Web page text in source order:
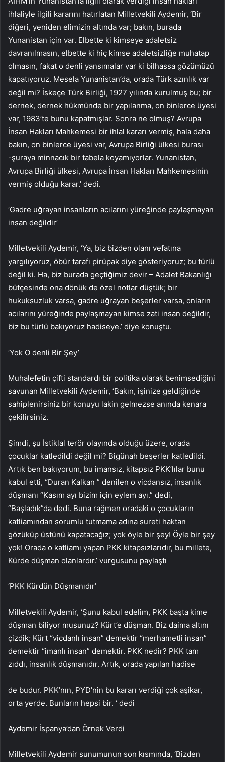
ihlaliyle ilgili kararını hatırlatan Milletvekili Aydemir, ‘Bir
diğeri, yeniden elimizin altında var; bakın, burada
Yunanistan için var. Elbette ki kimseye adaletsiz
davranılmasın, elbette ki hiç kimse adaletsizliğe muhatap
olmasın, fakat o denli yansımalar var ki bilhassa gözümüzü
kapatıyoruz. Mesela Yunanistan’da, orada Türk azınlık var
değil mi? İskeçe Türk Birliği, 1927 yılında kurulmuş bu; bir
dernek, dernek hükmünde bir yapılanma, on binlerce üyesi
var, 1983’te bunu kapatmışlar. Sonra ne olmuş? Avrupa
İnsan Hakları Mahkemesi bir ihlal kararı vermiş, hala daha
bakın, on binlerce üyesi var, Avrupa Birliği ülkesi burası
-şuraya minnacık bir tabela koyamıyorlar. Yunanistan,
Avrupa Birliği ülkesi, Avrupa İnsan Hakları Mahkemesinin
vermiş olduğu karar.’ dedi.
‘Gadre uğrayan insanların acılarını yüreğinde paylaşmayan
insan değildir’
Milletvekili Aydemir, ‘Ya, biz bizden olanı vefatına
yargılıyoruz, öbür tarafı pirüpak diye gösteriyoruz; bu türlü
değil ki. Ha, biz burada geçtiğimiz devir – Adalet Bakanlığı
bütçesinde ona dönük de özel notlar düştük; bir
hukuksuzluk varsa, gadre uğrayan beşerler varsa, onların
acılarını yüreğinde paylaşmayan kimse zati insan değildir,
biz bu türlü bakıyoruz hadiseye.’ diye konuştu.
‘Yok O denli Bir Şey’
Muhalefetin çifti standardı bir politika olarak benimsediğini
savunan Milletvekili Aydemir, ‘Bakın, işinize geldiğinde
sahiplenirsiniz bir konuyu lakin gelmezse anında kenara
çekilirsiniz.
Şimdi, şu İstiklal terör olayında olduğu üzere, orada
çocuklar katledildi değil mi? Bigünah beşerler katledildi.
Artık ben bakıyorum, bu imansız, kitapsız PKK’lılar bunu
kabul etti, “Duran Kalkan ” denilen o vicdansız, insanlık
düşmanı “Kasım ayı bizim için eylem ayı.” dedi,
“Başladık”da dedi. Buna rağmen oradaki o çocukların
katliamından sorumlu tutmama adına sureti haktan
gözüküp üstünü kapatacağız; yok öyle bir şey! Öyle bir şey
yok! Orada o katliamı yapan PKK kitapsızlarıdır, bu millete,
Kürde düşman olanlardır.’ vurgusunu paylaştı
‘PKK Kürdün Düşmanıdır’
Milletvekili Aydemir, ‘Şunu kabul edelim, PKK başta kime
düşman biliyor musunuz? Kürt’e düşman. Biz daima altını
çizdik; Kürt “vicdanlı insan” demektir “merhametli insan”
demektir “imanlı insan” demektir. PKK nedir? PKK tam
zıddı, insanlık düşmanıdır. Artık, orada yapılan hadise
de budur. PKK’nın, PYD’nin bu kararı verdiği çok aşikar,
orta yerde. Bunların hepsi bir. ‘ dedi
Aydemir İspanya’dan Örnek Verdi
Milletvekili Aydemir sunumunun son kısmında, ‘Bizden